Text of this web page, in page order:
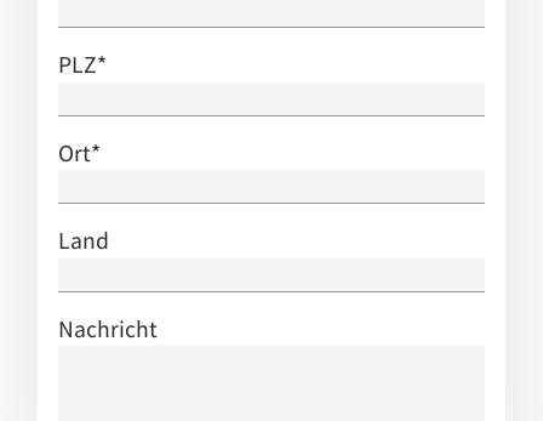
PLZ*
Ort*
Land
Nachricht